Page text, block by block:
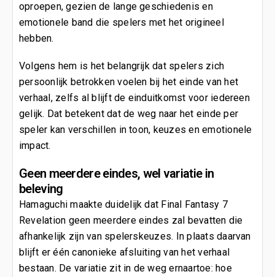
oproepen, gezien de lange geschiedenis en
emotionele band die spelers met het origineel
hebben.
Volgens hem is het belangrijk dat spelers zich
persoonlijk betrokken voelen bij het einde van het
verhaal, zelfs al blijft de einduitkomst voor iedereen
gelijk. Dat betekent dat de weg naar het einde per
speler kan verschillen in toon, keuzes en emotionele
impact.
Geen meerdere eindes, wel variatie in
beleving
Hamaguchi maakte duidelijk dat Final Fantasy 7
Revelation geen meerdere eindes zal bevatten die
afhankelijk zijn van spelerskeuzes. In plaats daarvan
blijft er één canonieke afsluiting van het verhaal
bestaan. De variatie zit in de weg ernaartoe: hoe